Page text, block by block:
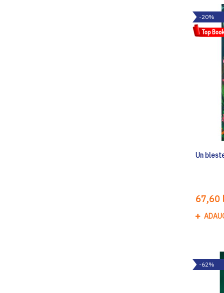
-20%
Un
67,60
-62%